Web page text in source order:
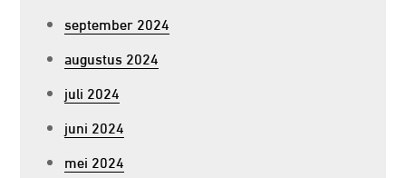
september 2024
augustus 2024
juli 2024
juni 2024
mei 2024